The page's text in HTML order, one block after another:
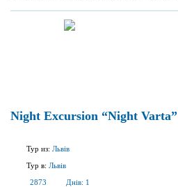
Night Excursion “Night Varta”
Тур из: Львів
Тур в: Львів
2873
Днів: 1